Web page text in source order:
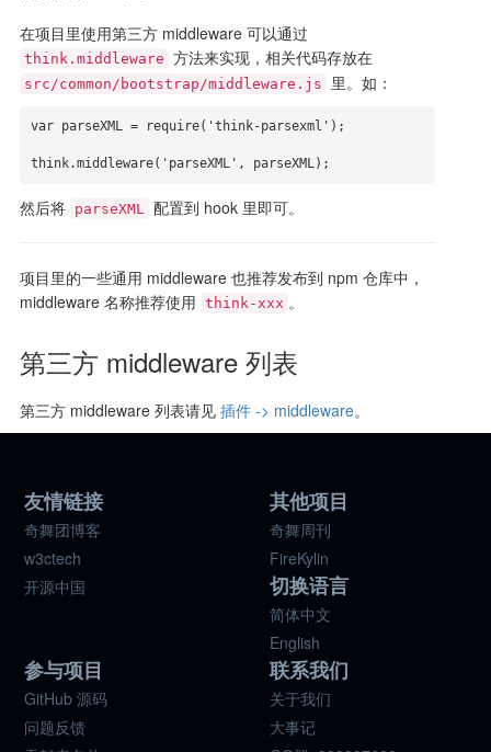
在项目里使用第三方 middleware 可以通过
think.middleware 方法来实现，相关代码存放在
src/common/bootstrap/middleware.js 里。如：
var parseXML = require('think-parsexml');
think.middleware('parseXML', parseXML);
然后将 parseXML 配置到 hook 里即可。
项目里的一些通用 middleware 也推荐发布到 npm 仓库中，
middleware 名称推荐使用 think-xxx 。
第三方 middleware 列表
第三方 middleware 列表请见 插件 -> middleware。
友情链接
奇舞团博客
w3ctech
开源中国
其他项目
奇舞周刊
FireKylin
切换语言
简体中文
English
参与项目
GitHub 源码
问题反馈
联系我们
关于我们
大事记